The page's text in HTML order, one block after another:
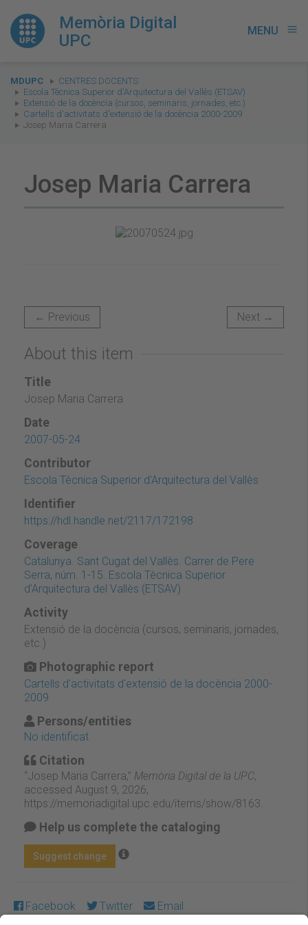
Memòria Digital
UPC
MENU menu
You
are
here:
MDUPC
CENTRES DOCENTS
Escola Tècnica Superior d'Arquitectura del Vallès (ETSAV)
Extensió de la docència (cursos, seminaris, jornades, etc.)
Cartells d'activitats d'extensió de la docència 2000-2009
Josep Maria Carrera
Josep Maria Carrera
← Previous Next →
About this item
Title
Josep Maria Carrera
Date
2007-05-24
Contributor
Escola Tècnica Superior d'Arquitectura del Vallès
Identifier
https://hdl.handle.net/2117/172198
Coverage
Catalunya. Sant Cugat del Vallès. Carrer de Pere
Serra, núm. 1-15. Escola Tècnica Superior
d'Arquitectura del Vallès (ETSAV)
Activity
Extensió de la docència (cursos, seminaris, jornades,
etc.)
Photographic report
Cartells d'activitats d'extensió de la docència 2000-
2009
Persons/entities
No identificat
Citation
“Josep Maria Carrera,” Memòria Digital de la UPC,
accessed August 9, 2026,
https://memoriadigital.upc.edu/items/show/8163
Help us complete the cataloging
Suggest change
Facebook Twitter Email